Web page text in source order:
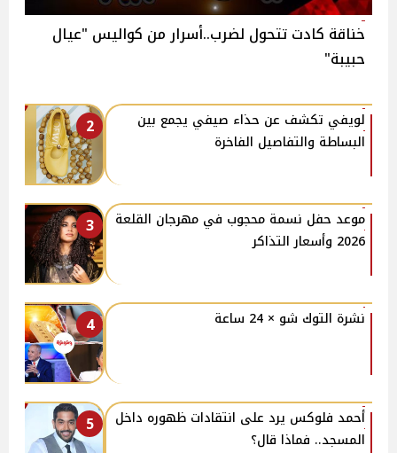
خناقة كادت تتحول لضرب..أسرار من كواليس "عيال
حبيبة"
2
لويفي تكشف عن حذاء صيفي يجمع بين
البساطة والتفاصيل الفاخرة
3
موعد حفل نسمة محجوب في مهرجان القلعة
2026 وأسعار التذاكر
4 نشرة التوك شو × 24 ساعة
5
أحمد فلوكس يرد على انتقادات ظهوره داخل
المسجد.. فماذا قال؟